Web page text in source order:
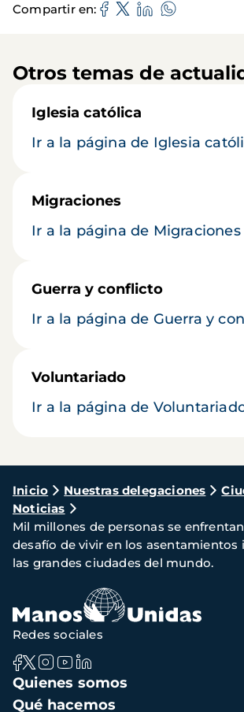
Compartir en
Otros temas de
Iglesia católica
Ir a la página de Iglesia
Migraciones
Ir a la página de Migraciones
Guerra y conflicto
Ir a la página de Guerra y
Voluntariado
Ir a la página de
Ruta
de
navegación
Inicio Nuestras delegaciones
Noticias
Mil millones de personas se
desafío de vivir en los asentamientos
las grandes ciudades del mundo.
Navegación
principal
Quienes somos
Qué hacemos
Redes sociales